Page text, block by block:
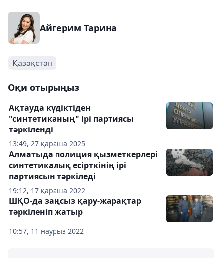
Айгерим Тарина
Қазақстан
Оқи отырыңыз
13:49, 27 қараша 2025
Ақтауда күдіктіден
"синтетиканың" ірі партиясы
тәркіленді
19:12, 17 қараша 2022
Алматыда полиция қызметкерлері
синтетикалық есірткінің ірі
партиясын тәркіледі
10:57, 11 наурыз 2022
ШҚО-да заңсыз қару-жарақтар
тәркіленіп жатыр